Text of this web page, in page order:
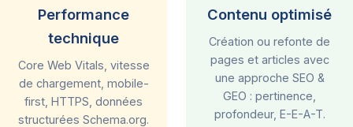
Performance
technique
Core Web Vitals, vitesse
de chargement, mobile-
first, HTTPS, données
structurées Schema.org.
Contenu optimisé
Création ou refonte de
pages et articles avec
une approche SEO &
GEO : pertinence,
profondeur, E-E-A-T.